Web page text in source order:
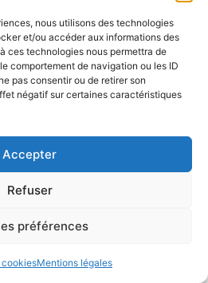
nous utilisons des technologies
et/ou accéder aux informations des
ces technologies nous permettra de
comportement de navigation ou les ID
pas consentir ou de retirer son
négatif sur certaines caractéristiques
Accepter
Refuser
préférences
cookiesMentions légales
MÉCÉNAT
légales